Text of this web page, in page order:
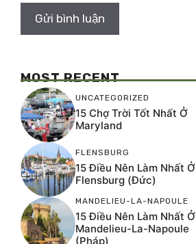
MOST RECENT
UNCATEGORIZED
15 Chợ Trời Tốt Nhất Ở
Maryland
FLENSBURG
15 Điều Nên Làm Nhất Ở
Flensburg (Đức)
MANDELIEU-LA-NAPOULE
15 Điều Nên Làm Nhất Ở
Mandelieu-La-Napoule
(Pháp)